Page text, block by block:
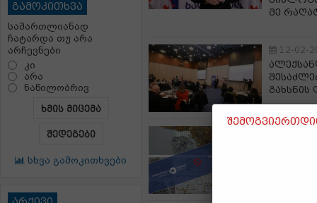
გამოკითხვა
სამართლიანად
ჩატარდა თუ არა
არჩევნები
კი
არა
ნაწილობრივ
ხმის მიცემა
შედეგები
სხვა გამოკითხვები
მე
12-02-